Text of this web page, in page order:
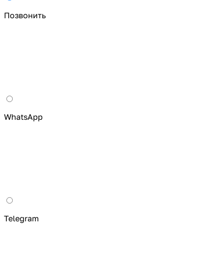
Позвонить
WhatsApp
Telegram